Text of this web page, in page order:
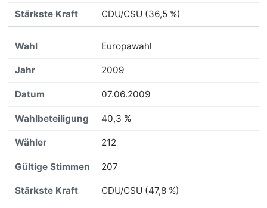
CDU/CSU (36,5 %)
Europawahl
2009
07.06.2009
40,3 %
212
207
CDU/CSU (47,8 %)